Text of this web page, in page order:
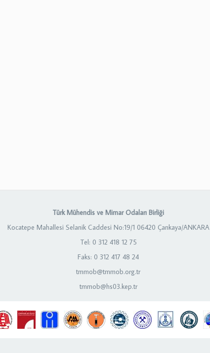
Türk Mühendis ve Mimar Odaları Birliği
Kocatepe Mahallesi Selanik Caddesi No:19/1 06420 Çankaya/ANKARA
Tel: 0 312 418 12 75
Faks: 0 312 417 48 24
tmmob@tmmob.org.tr
tmmob@hs03.kep.tr